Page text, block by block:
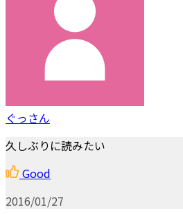
ぐっさん
久しぶりに読みたい
Good
2016/01/27